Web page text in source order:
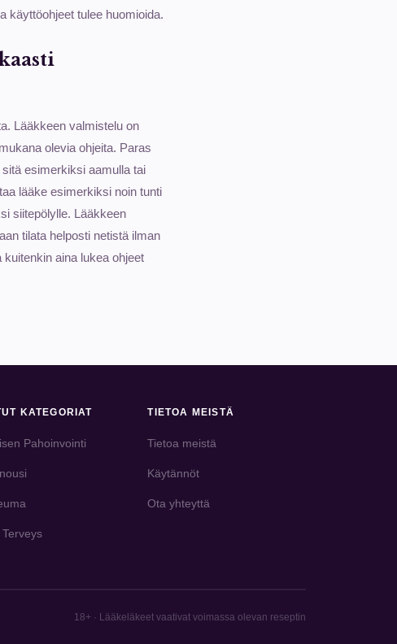
käyttöohjeet tulee huomioida.
Lääkkeen valmistelu on
olevia ohjeita. Paras
esimerkiksi aamulla tai
lääke esimerkiksi noin tunti
siitepölylle. Lääkkeen
tilata helposti netistä ilman
aina lukea ohjeet
KATEGORIAT
Pahoinvointi
TIETOA MEISTÄ
Tietoa meistä
Käytännöt
Ota yhteyttä
18+ · Lääkeläkeet vaativat voimassa olevan reseptin